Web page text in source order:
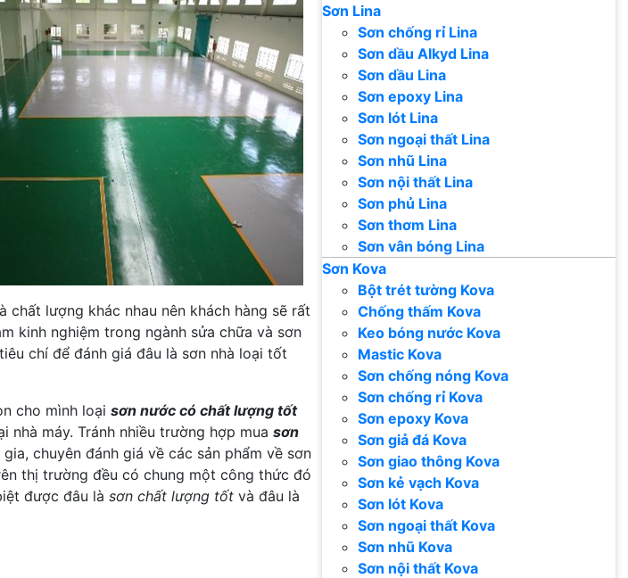
lượng khác nhau nên khách hàng sẽ rất
kinh nghiệm trong ngành sửa chữa và sơn
chí để đánh giá đâu là sơn nhà loại tốt
cho mình loại sơn nước có chất lượng tốt
nhà máy. Tránh nhiều trường hợp mua sơn
chuyên đánh giá về các sản phẩm về sơn
thị trường đều có chung một công thức đó
được đâu là sơn chất lượng tốt và đâu là
Sơn Lina
Sơn chống rỉ Lina
Sơn dầu Alkyd Lina
Sơn dầu Lina
Sơn epoxy Lina
Sơn lót Lina
Sơn ngoại thất Lina
Sơn nhũ Lina
Sơn nội thất Lina
Sơn phủ Lina
Sơn thơm Lina
Sơn vân bóng Lina
Sơn Kova
Bột trét tường Kova
Chống thấm Kova
Keo bóng nước Kova
Mastic Kova
Sơn chống nóng Kova
Sơn chống rỉ Kova
Sơn epoxy Kova
Sơn giả đá Kova
Sơn giao thông Kova
Sơn kẻ vạch Kova
Sơn lót Kova
Sơn ngoại thất Kova
Sơn nhũ Kova
Sơn nội thất Kova